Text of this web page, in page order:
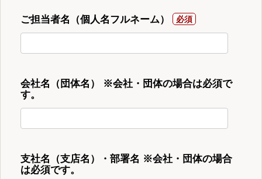
ご担当者名（個人名フルネーム）
会社名（団体名） ※会社・団体の場合は必須で
す。
支社名（支店名）・部署名 ※会社・団体の場合
は必須です。